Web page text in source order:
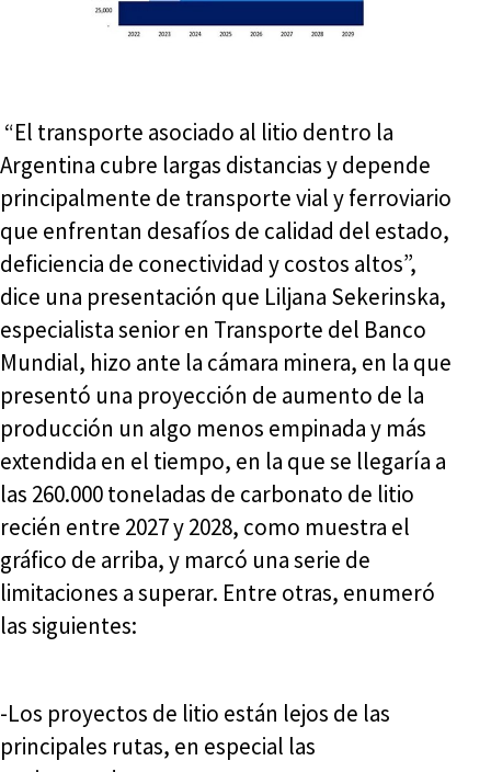
“El transporte asociado al litio dentro la
Argentina cubre largas distancias y depende
principalmente de transporte vial y ferroviario
que enfrentan desafíos de calidad del estado,
deficiencia de conectividad y costos altos”,
dice una presentación que Liljana Sekerinska,
especialista senior en Transporte del Banco
Mundial, hizo ante la cámara minera, en la que
presentó una proyección de aumento de la
producción un algo menos empinada y más
extendida en el tiempo, en la que se llegaría a
las 260.000 toneladas de carbonato de litio
recién entre 2027 y 2028, como muestra el
gráfico de arriba, y marcó una serie de
limitaciones a superar. Entre otras, enumeró
las siguientes:
-Los proyectos de litio están lejos de las
principales rutas, en especial las